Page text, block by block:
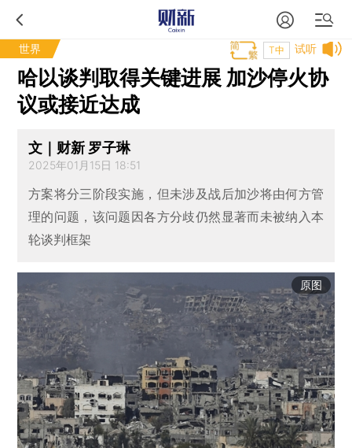
世界 试听
T中
哈以谈判取得关键进展 加沙停火协
议或接近达成
文｜财新 罗子琳
2025年01月15日 18:51
方案将分三阶段实施，但未涉及战后加沙将由何方管
理的问题，该问题因各方分歧仍然显著而未被纳入本
轮谈判框架
原图